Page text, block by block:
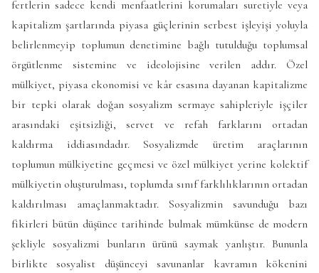
fertlerin sadece kendi menfaatlerini korumaları suretiyle veya
kapitalizm şartlarında piyasa güçlerinin serbest işleyişi yoluyla
belirlenmeyip toplumun denetimine bağlı tutulduğu toplumsal
örgütlenme sistemine ve ideolojisine verilen addır. Özel
mülkiyet, piyasa ekonomisi ve kâr esasına dayanan kapitalizme
bir tepki olarak doğan sosyalizm sermaye sahipleriyle işçiler
arasındaki eşitsizliği, servet ve refah farklarını ortadan
kaldırma iddiasındadır. Sosyalizmde üretim araçlarının
toplumun mülkiyetine geçmesi ve özel mülkiyet yerine kolektif
mülkiyetin oluşturulması, toplumda sınıf farklılıklarının ortadan
kaldırılması amaçlanmaktadır. Sosyalizmin savunduğu bazı
fikirleri bütün düşünce tarihinde bulmak mümkünse de modern
şekliyle sosyalizmi bunların ürünü saymak yanlıştır. Bununla
birlikte sosyalist düşünceyi savunanlar kavramın kökenini